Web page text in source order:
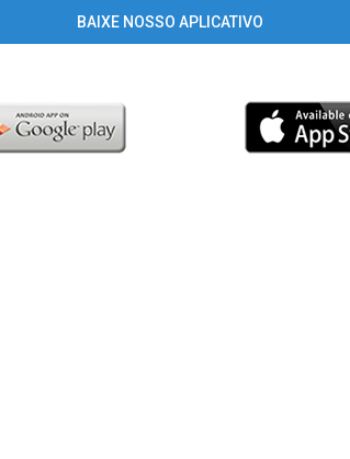
BAIXE NOSSO APLICATIVO